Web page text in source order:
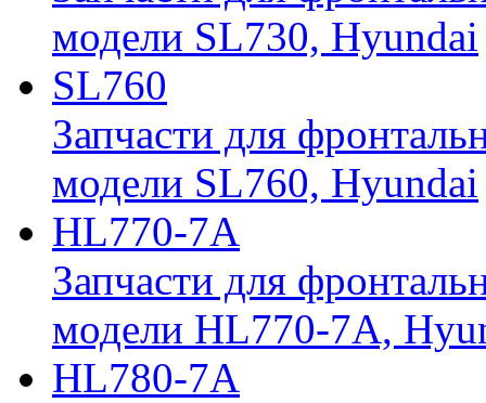
модели SL730, Hyundai
SL760
Запчасти для
модели SL760, Hyundai
HL770-7A
Запчасти для
модели HL770-7A,
HL780-7A